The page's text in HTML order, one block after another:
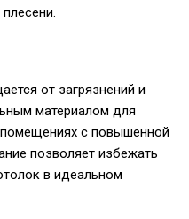
от загрязнений и
материалом для
с повышенной
позволяет избежать
в идеальном